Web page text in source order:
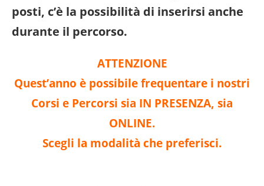
posti, c’è la possibilità di inserirsi anche
durante il percorso.
ATTENZIONE
Quest’anno è possibile frequentare i nostri
Corsi e Percorsi sia IN PRESENZA, sia
ONLINE.
Scegli la modalità che preferisci.